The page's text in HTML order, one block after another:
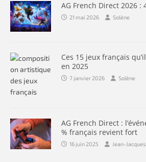
AG French Direct 2026 :
21 mai 2026 Solène
Ces 15 jeux français
en 2025
7 janvier 2026 Solène
AG French Direct :
% français revient fort
16 juin 2025 Jean-